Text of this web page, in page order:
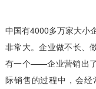
中国有4000多万家大小
非常大。企业做不长、
有一个——企业营销出
际销售的过程中，会